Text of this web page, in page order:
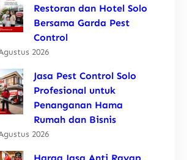
Restoran dan Hotel Solo
Bersama Garda Pest
Control
2026
Jasa Pest Control Solo
Profesional untuk
Penanganan Hama
Rumah dan Bisnis
2026